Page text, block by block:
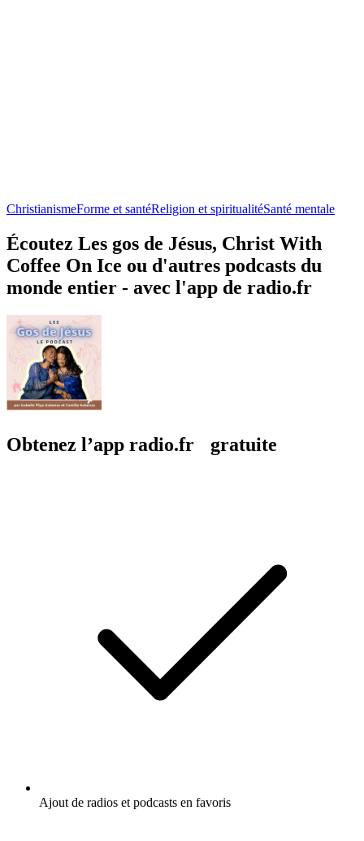
ChristianismeForme et santéReligion et spiritualitéSanté mentale
Écoutez Les gos de Jésus, Christ With
Coffee On Ice ou d'autres podcasts du
monde entier - avec l'app de radio.fr
Obtenez l’app radio.fr gratuite
Ajout de radios et podcasts en favoris